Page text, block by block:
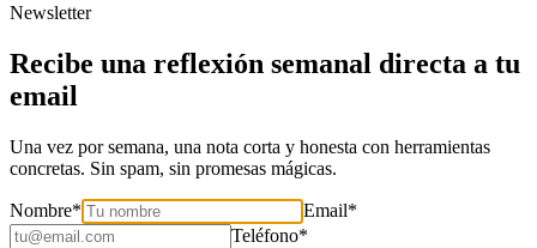
Newsletter
Recibe una reflexión semanal directa a tu
email
Una vez por semana, una nota corta y honesta con herramientas
concretas. Sin spam, sin promesas mágicas.
Nombre* Email*
Teléfono*